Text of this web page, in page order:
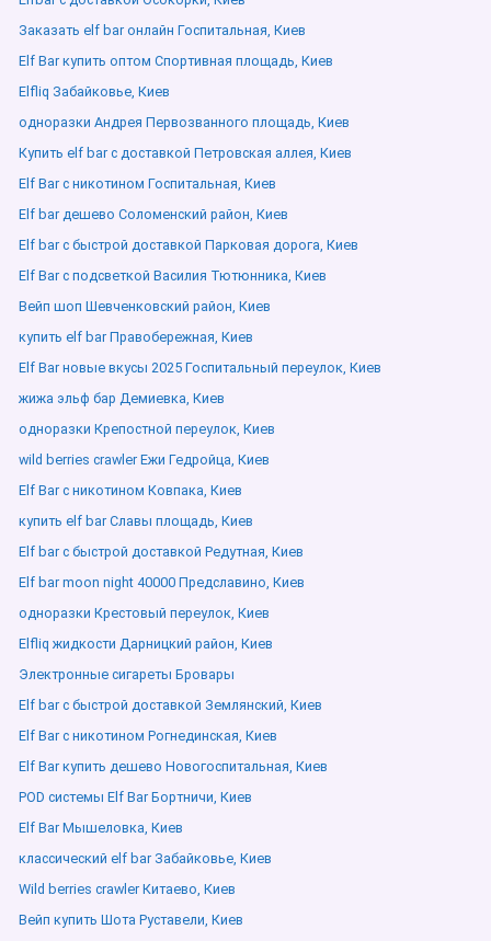
Заказать elf bar онлайн Госпитальная, Киев
Elf Bar купить оптом Спортивная площадь, Киев
Elfliq Забайковье, Киев
одноразки Андрея Первозванного площадь, Киев
Купить elf bar с доставкой Петровская аллея, Киев
Elf Bar с никотином Госпитальная, Киев
Elf bar дешево Соломенский район, Киев
Elf bar с быстрой доставкой Парковая дорога, Киев
Elf Bar с подсветкой Василия Тютюнника, Киев
Вейп шоп Шевченковский район, Киев
купить elf bar Правобережная, Киев
Elf Bar новые вкусы 2025 Госпитальный переулок, Киев
жижа эльф бар Демиевка, Киев
одноразки Крепостной переулок, Киев
wild berries crawler Ежи Гедройца, Киев
Elf Bar с никотином Ковпака, Киев
купить elf bar Славы площадь, Киев
Elf bar с быстрой доставкой Редутная, Киев
Elf bar moon night 40000 Предславино, Киев
одноразки Крестовый переулок, Киев
Elfliq жидкости Дарницкий район, Киев
Электронные сигареты Бровары
Elf bar с быстрой доставкой Землянский, Киев
Elf Bar с никотином Рогнединская, Киев
Elf Bar купить дешево Новогоспитальная, Киев
POD системы Elf Bar Бортничи, Киев
Elf Bar Мышеловка, Киев
классический elf bar Забайковье, Киев
Wild berries crawler Китаево, Киев
Вейп купить Шота Руставели, Киев